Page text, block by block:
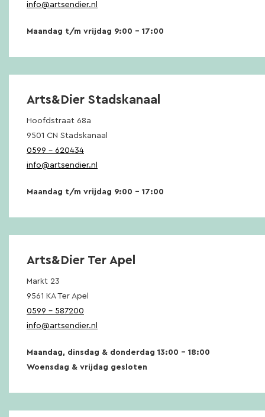
info@artsendier.nl
Maandag t/m vrijdag 9:00 – 17:00
Arts&Dier Stadskanaal
Hoofdstraat 68a
9501 CN Stadskanaal
0599 – 620434
info@artsendier.nl
Maandag t/m vrijdag 9:00 – 17:00
Arts&Dier Ter Apel
Markt 23
9561 KA Ter Apel
0599 – 587200
info@artsendier.nl
Maandag, dinsdag & donderdag 13:00 – 18:00
Woensdag & vrijdag gesloten